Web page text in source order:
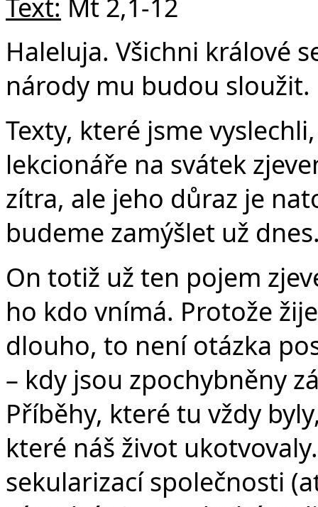
Text: Mt 2,1-12
Haleluja. Všichni králové
národy mu budou sloužit.
Texty, které jsme
lekcionáře na svátek
zítra, ale jeho důraz je
budeme zamýšlet už
On totiž už ten pojem
ho kdo vnímá. Protože
dlouho, to není otázka
– kdy jsou zpochybněny
Příběhy, které tu vždy
které náš život
sekularizací společnosti